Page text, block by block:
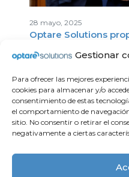
Gestionar
Para ofrecer las mejores
cookies para almacenar y/o
consentimiento de estas
el comportamiento de
sitio. No consentir o retirar el
negativamente a ciertas
28 mayo, 2025
Optare Solutions
Apoyo